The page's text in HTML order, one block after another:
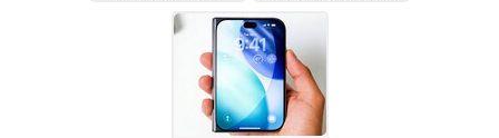
06/02/2026